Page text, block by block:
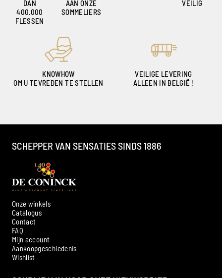
DAN
400.000
FLESSEN
AAN ONZE
SOMMELIERS
VEILIG
KNOWHOW
OM U TEVREDEN TE STELLEN
VEILIGE LEVERING
ALLEEN IN BELGIË !
Onze winkels
Catalogus
Contact
FAQ
Mijn account
Aankoopgeschiedenis
Wishlist
SCHEPPER VAN SENSATIES SINDS 1886